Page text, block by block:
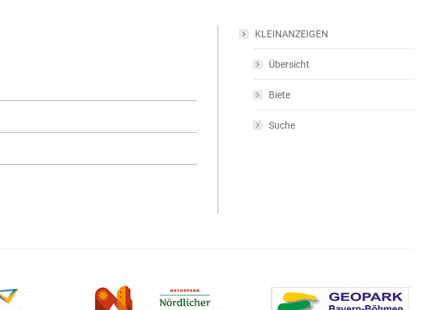
KLEINANZEIGEN
Übersicht
Biete
Suche